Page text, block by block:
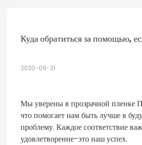
Куда обратиться за помощью,
2020-09-21
Мы уверены в прозрачной пленке
что помогает нам быть лучше в
проблему. Каждое соответствие
удовлетворение-это наш успех.